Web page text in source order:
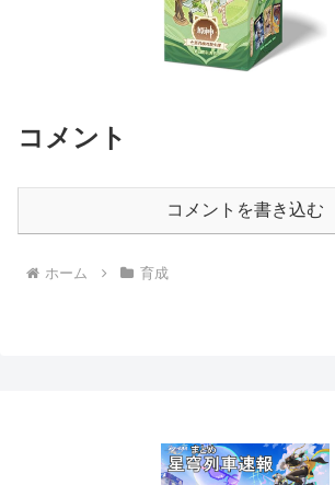
コメント
コメントを書き込む
ホーム 育成